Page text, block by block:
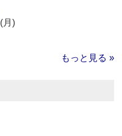
月)
もっと見る »